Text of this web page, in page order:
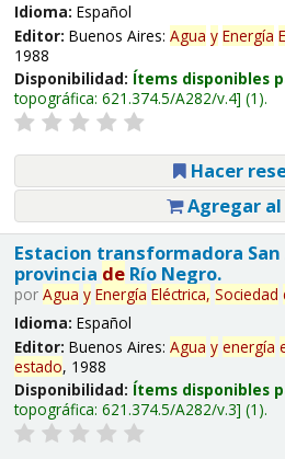
Idioma: Español
Editor: Buenos Aires: Agua y Energía
1988
Disponibilidad: Ítems disponibles
topográfica: 621.374.5/A282/v.4 (1).
Hacer
Agregar
Estacion transformadora
provincia deRío Negro.
por Agua y Energía Eléctrica, Sociedad
Idioma: Español
Editor: Buenos Aires: Agua y energía
estado, 1988
Disponibilidad: Ítems disponibles
topográfica: 621.374.5/A282/v.3 (1).